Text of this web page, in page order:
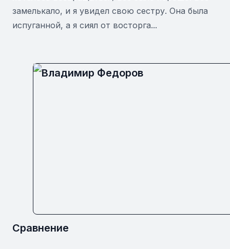
замелькало, и я увидел свою сестру. Она была
испуганной, а я сиял от восторга...
Сравнение